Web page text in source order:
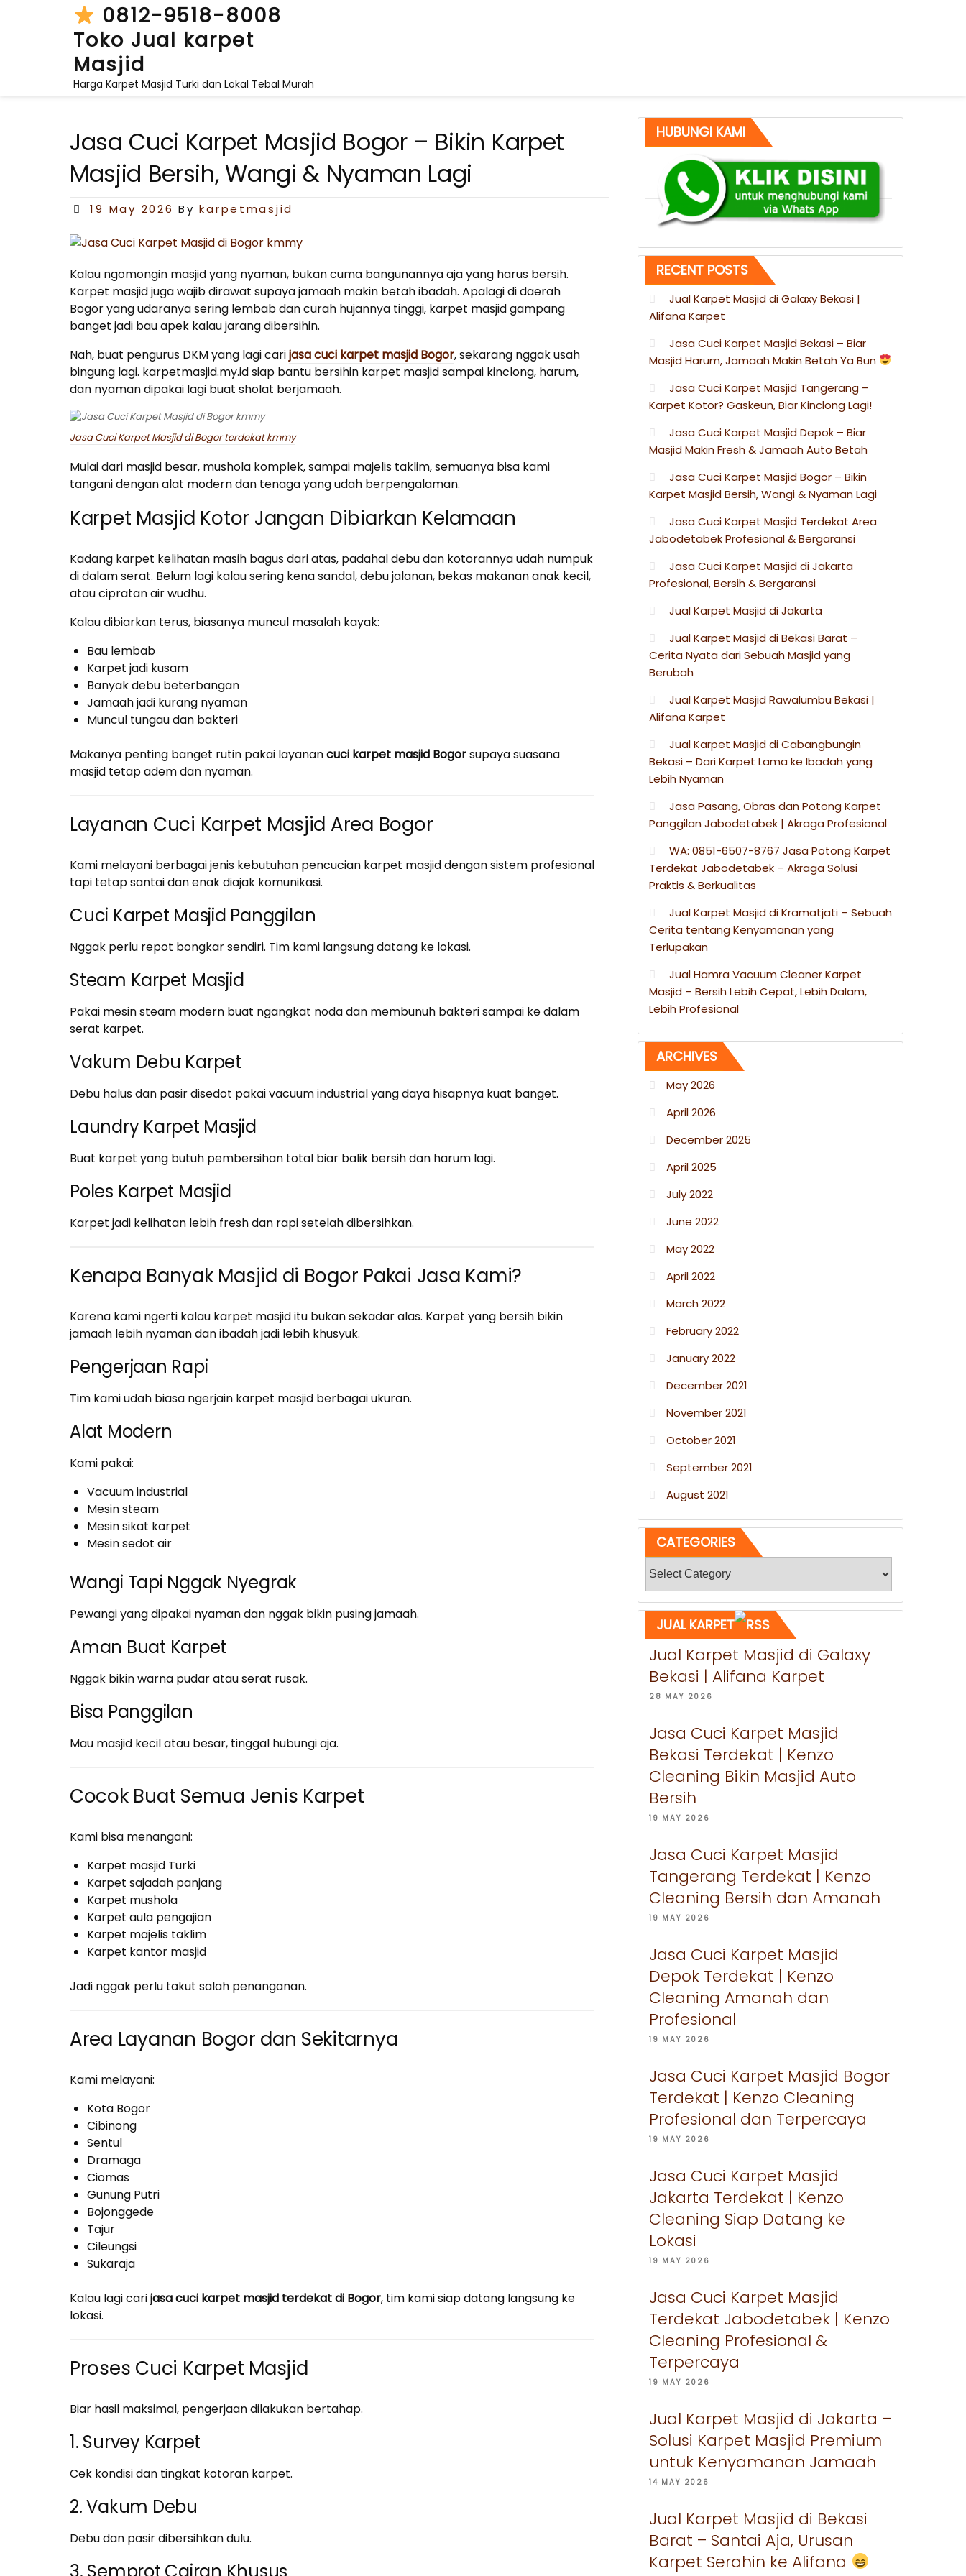
0812-9518-8008
Toko Jual karpet
Masjid
Harga Karpet Masjid Turki dan Lokal Tebal Murah
Jasa Cuci Karpet Masjid Bogor – Bikin Karpet
Masjid Bersih, Wangi & Nyaman Lagi
Posted
19 May 2026 Bykarpetmasjid
Kalau ngomongin masjid yang nyaman, bukan cuma bangunannya aja yang harus bersih.
Karpet masjid juga wajib dirawat supaya jamaah makin betah ibadah. Apalagi di daerah
Bogor yang udaranya sering lembab dan curah hujannya tinggi, karpet masjid gampang
banget jadi bau apek kalau jarang dibersihin.
Nah, buat pengurus DKM yang lagi carijasa cuci karpet masjid Bogor, sekarang nggak usah
bingung lagi. karpetmasjid.my.id siap bantu bersihin karpet masjid sampai kinclong, harum,
dan nyaman dipakai lagi buat sholat berjamaah.
Jasa Cuci Karpet Masjid di Bogor terdekat kmmy
Mulai dari masjid besar, mushola komplek, sampai majelis taklim, semuanya bisa kami
tangani dengan alat modern dan tenaga yang udah berpengalaman.
Karpet Masjid Kotor Jangan Dibiarkan Kelamaan
Kadang karpet kelihatan masih bagus dari atas, padahal debu dan kotorannya udah numpuk
di dalam serat. Belum lagi kalau sering kena sandal, debu jalanan, bekas makanan anak kecil,
atau cipratan air wudhu.
Kalau dibiarkan terus, biasanya muncul masalah kayak:
Bau lembab
Karpet jadi kusam
Banyak debu beterbangan
Jamaah jadi kurang nyaman
Muncul tungau dan bakteri
Makanya penting banget rutin pakai layanancuci karpet masjid Bogorsupaya suasana
masjid tetap adem dan nyaman.
Layanan Cuci Karpet Masjid Area Bogor
Kami melayani berbagai jenis kebutuhan pencucian karpet masjid dengan sistem profesional
tapi tetap santai dan enak diajak komunikasi.
Cuci Karpet Masjid Panggilan
Nggak perlu repot bongkar sendiri. Tim kami langsung datang ke lokasi.
Steam Karpet Masjid
Pakai mesin steam modern buat ngangkat noda dan membunuh bakteri sampai ke dalam
serat karpet.
Vakum Debu Karpet
Debu halus dan pasir disedot pakai vacuum industrial yang daya hisapnya kuat banget.
Laundry Karpet Masjid
Buat karpet yang butuh pembersihan total biar balik bersih dan harum lagi.
Poles Karpet Masjid
Karpet jadi kelihatan lebih fresh dan rapi setelah dibersihkan.
Kenapa Banyak Masjid di Bogor Pakai Jasa Kami?
Karena kami ngerti kalau karpet masjid itu bukan sekadar alas. Karpet yang bersih bikin
jamaah lebih nyaman dan ibadah jadi lebih khusyuk.
Pengerjaan Rapi
Tim kami udah biasa ngerjain karpet masjid berbagai ukuran.
Alat Modern
Kami pakai:
Vacuum industrial
Mesin steam
Mesin sikat karpet
Mesin sedot air
Wangi Tapi Nggak Nyegrak
Pewangi yang dipakai nyaman dan nggak bikin pusing jamaah.
Aman Buat Karpet
Nggak bikin warna pudar atau serat rusak.
Bisa Panggilan
Mau masjid kecil atau besar, tinggal hubungi aja.
Cocok Buat Semua Jenis Karpet
Kami bisa menangani:
Karpet masjid Turki
Karpet sajadah panjang
Karpet mushola
Karpet aula pengajian
Karpet majelis taklim
Karpet kantor masjid
Jadi nggak perlu takut salah penanganan.
Area Layanan Bogor dan Sekitarnya
Kami melayani:
Kota Bogor
Cibinong
Sentul
Dramaga
Ciomas
Gunung Putri
Bojonggede
Tajur
Cileungsi
Sukaraja
Kalau lagi carijasa cuci karpet masjid terdekat di Bogor, tim kami siap datang langsung ke
lokasi.
Proses Cuci Karpet Masjid
Biar hasil maksimal, pengerjaan dilakukan bertahap.
1. Survey Karpet
Cek kondisi dan tingkat kotoran karpet.
2. Vakum Debu
Debu dan pasir dibersihkan dulu.
HUBUNGI KAMI
RECENT POSTS
Jual Karpet Masjid di Galaxy Bekasi |
Alifana Karpet
Jasa Cuci Karpet Masjid Bekasi – Biar
Masjid Harum, Jamaah Makin Betah Ya Bun
Jasa Cuci Karpet Masjid Tangerang –
Karpet Kotor? Gaskeun, Biar Kinclong Lagi!
Jasa Cuci Karpet Masjid Depok – Biar
Masjid Makin Fresh & Jamaah Auto Betah
Jasa Cuci Karpet Masjid Bogor – Bikin
Karpet Masjid Bersih, Wangi & Nyaman Lagi
Jasa Cuci Karpet Masjid Terdekat Area
Jabodetabek Profesional & Bergaransi
Jasa Cuci Karpet Masjid di Jakarta
Profesional, Bersih & Bergaransi
Jual Karpet Masjid di Jakarta
Jual Karpet Masjid di Bekasi Barat –
Cerita Nyata dari Sebuah Masjid yang
Berubah
Jual Karpet Masjid Rawalumbu Bekasi |
Alifana Karpet
Jual Karpet Masjid di Cabangbungin
Bekasi – Dari Karpet Lama ke Ibadah yang
Lebih Nyaman
Jasa Pasang, Obras dan Potong Karpet
Panggilan Jabodetabek | Akraga Profesional
WA: 0851-6507-8767 Jasa Potong Karpet
Terdekat Jabodetabek – Akraga Solusi
Praktis & Berkualitas
Jual Karpet Masjid di Kramatjati – Sebuah
Cerita tentang Kenyamanan yang
Terlupakan
Jual Hamra Vacuum Cleaner Karpet
Masjid – Bersih Lebih Cepat, Lebih Dalam,
Lebih Profesional
ARCHIVES
May 2026
April 2026
December 2025
April 2025
July 2022
June 2022
May 2022
April 2022
March 2022
February 2022
January 2022
December 2021
November 2021
October 2021
September 2021
August 2021
CATEGORIES
JUAL KARPET
Jual Karpet Masjid di Galaxy
Bekasi | Alifana Karpet
28 MAY 2026
Jasa Cuci Karpet Masjid
Bekasi Terdekat | Kenzo
Cleaning Bikin Masjid Auto
Bersih
19 MAY 2026
Jasa Cuci Karpet Masjid
Tangerang Terdekat | Kenzo
Cleaning Bersih dan Amanah
19 MAY 2026
Jasa Cuci Karpet Masjid
Depok Terdekat | Kenzo
Cleaning Amanah dan
Profesional
19 MAY 2026
Jasa Cuci Karpet Masjid Bogor
Terdekat | Kenzo Cleaning
Profesional dan Terpercaya
19 MAY 2026
Jasa Cuci Karpet Masjid
Jakarta Terdekat | Kenzo
Cleaning Siap Datang ke
Lokasi
19 MAY 2026
Jasa Cuci Karpet Masjid
Terdekat Jabodetabek | Kenzo
Cleaning Profesional &
Terpercaya
19 MAY 2026
Jual Karpet Masjid di Jakarta –
Solusi Karpet Masjid Premium
untuk Kenyamanan Jamaah
14 MAY 2026
Jual Karpet Masjid di Bekasi
Barat – Santai Aja, Urusan
Karpet Serahin ke Alifana